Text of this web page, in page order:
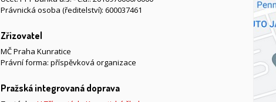
Právnická osoba (ředitelství): 600037461
Zřizovatel
MČ Praha Kunratice
Právní forma: příspěvková organizace
Pražská integrovaná doprava